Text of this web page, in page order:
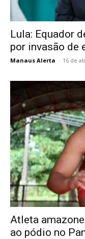
Lula: Equador
por invasão de
Manaus Alerta - 16 de
Atleta
ao pódio no